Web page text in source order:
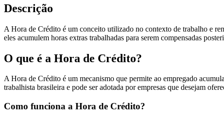
Descrição
A Hora de Crédito é um conceito utilizado no contexto de trabalho e
eles acumulem horas extras trabalhadas para serem compensadas
O que é a Hora de Crédito?
A Hora de Crédito é um mecanismo que permite ao empregado
trabalhista brasileira e pode ser adotada por empresas que desejam
Como funciona a Hora de Crédito?